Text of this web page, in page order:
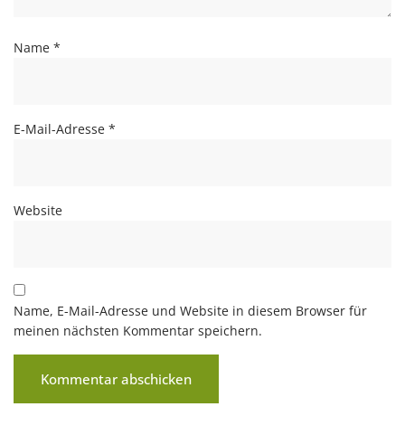
Name *
E-Mail-Adresse *
Website
Name, E-Mail-Adresse und Website in diesem Browser für
meinen nächsten Kommentar speichern.